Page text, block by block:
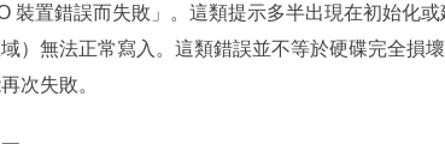
裝置錯誤而失敗」。這類提示多半出現在初始化
）無法正常寫入。這類錯誤並不等於硬碟完全損
次失敗。